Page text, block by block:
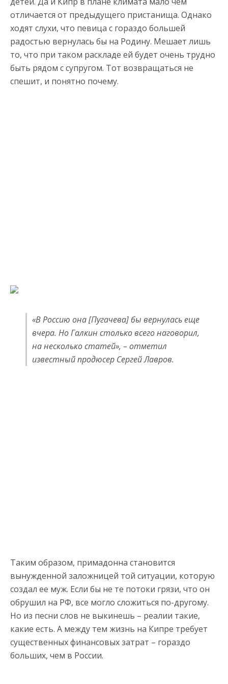
отличается от предыдущего пристанища. Однако
ходят слухи, что певица с гораздо большей
радостью вернулась бы на Родину. Мешает лишь
то, что при таком раскладе ей будет очень трудно
быть рядом с супругом. Тот возвращаться не
спешит, и понятно почему.
«В Россию она [Пугачева] бы вернулась еще
вчера. Но Галкин столько всего наговорил,
на несколько статей», – отметил
известный продюсер Сергей Лавров.
Таким образом, примадонна становится
вынужденной заложницей той ситуации, которую
создал ее муж. Если бы не те потоки грязи, что он
обрушил на РФ, все могло сложиться по-другому.
Но из песни слов не выкинешь – реалии такие,
какие есть. А между тем жизнь на Кипре требует
существенных финансовых затрат – гораздо
больших, чем в России.